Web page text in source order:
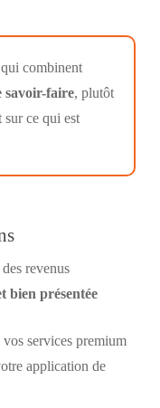
combinent
savoir-faire, plutôt
sur ce qui est
revenus
bien présentée
vos services premium
application de